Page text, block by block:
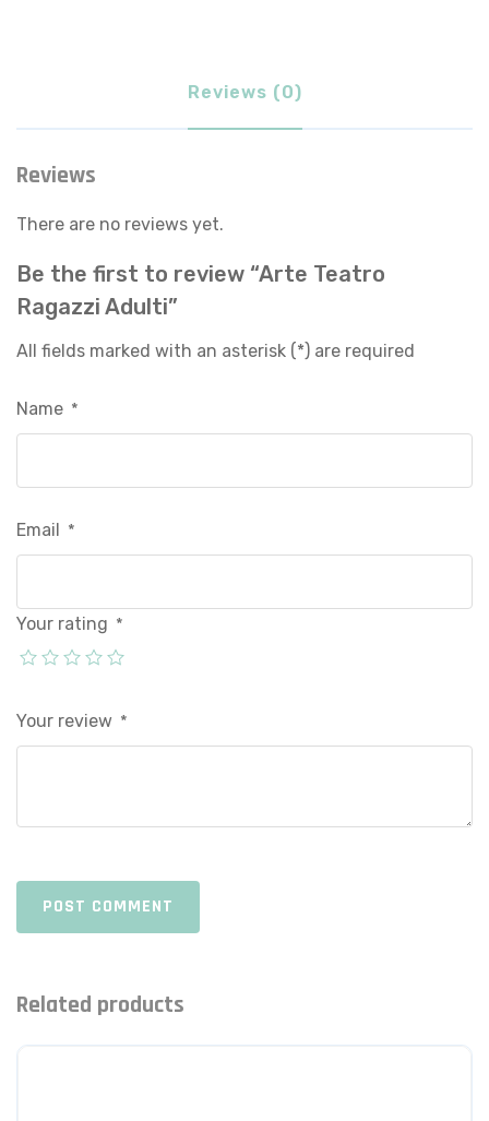
Reviews (0)
Reviews
There are no reviews yet.
Be the first to review “Arte Teatro
Ragazzi Adulti”
All fields marked with an asterisk (*) are required
Name *
Email *
Your rating *
Your review *
POST COMMENT
Related products